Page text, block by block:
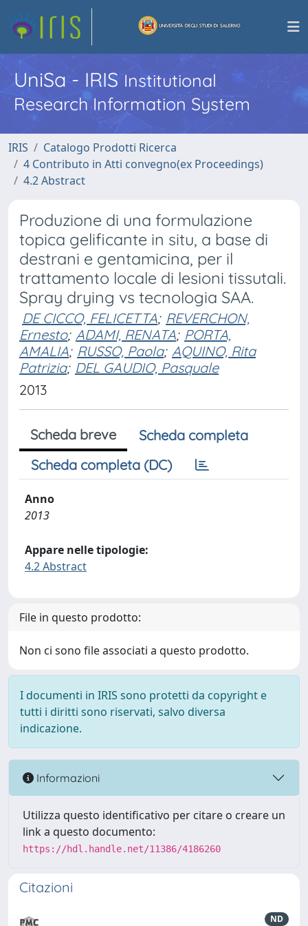
UniSa - IRISInstitutional
Research Information System
IRIS
Catalogo Prodotti Ricerca
4 Contributo in Atti convegno(ex Proceedings)
4.2 Abstract
Produzione di una formulazione
topica gelificante in situ, a base di
destrani e gentamicina, per il
trattamento locale di lesioni tissutali.
Spray drying vs tecnologia SAA.
DE CICCO, FELICETTA; REVERCHON,
Ernesto; ADAMI, RENATA; PORTA,
AMALIA; RUSSO, Paola; AQUINO, Rita
Patrizia; DEL GAUDIO, Pasquale
2013
Scheda breve
Scheda completa
Scheda completa (DC)
Anno
2013
Appare nelle tipologie:
4.2 Abstract
File in questo prodotto:
Non ci sono file associati a questo prodotto.
I documenti in IRIS sono protetti da copyright e
tutti i diritti sono riservati, salvo diversa
indicazione.
Informazioni
Utilizza questo identificativo per citare o creare un
link a questo documento:
https://hdl.handle.net/11386/4186260
Citazioni
ND